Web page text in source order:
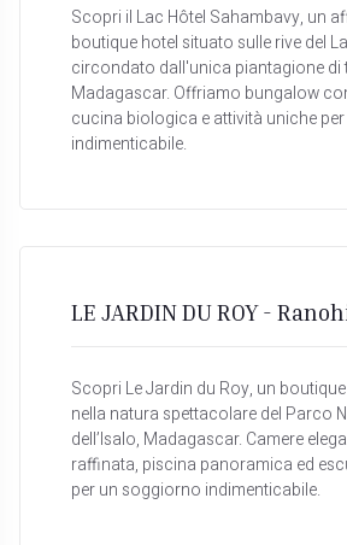
Scopri il Lac Hôtel Sahambavy, un
boutique hotel situato sulle rive del
circondato dall'unica piantagione di
Madagascar. Offriamo bungalow
cucina biologica e attività uniche
indimenticabile.
LE JARDIN DU ROY -
Scopri Le Jardin du Roy, un
nella natura spettacolare del Parco
dell’Isalo, Madagascar. Camere
raffinata, piscina panoramica ed
per un soggiorno indimenticabile.